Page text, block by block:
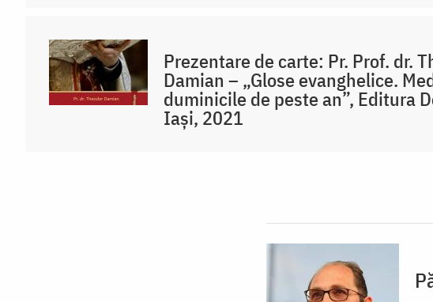
Prezentare de carte: Pr. Prof. dr.
Damian – „Glose evanghelice.
duminicile de peste an”, Editura
Iași, 2021